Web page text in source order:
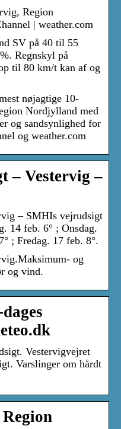
Region
| weather.com
SV på 40 til 55
Regnskyl på
til 80 km/t kan af og
nøjagtige 10-
Nordjylland med
og sandsynlighed for
og weather.com
– Vestervig –
– SMHIs vejrudsigt
14 feb. 6° ; Onsdag.
; Fredag. 17 feb. 8°.
og
og vind.
Vestervigvejret
Varslinger om hårdt